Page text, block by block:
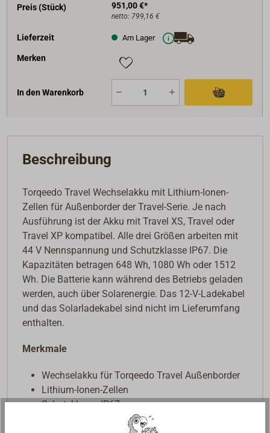
Preis (Stück)
951,00 €*
netto: 799,16 €
Lieferzeit Am Lager
Merken
In den Warenkorb
Beschreibung
Torqeedo Travel Wechselakku mit Lithium-Ionen-
Zellen für Außenborder der Travel-Serie. Je nach
Ausführung ist der Akku mit Travel XS, Travel oder
Travel XP kompatibel. Alle drei Größen arbeiten mit
44 V Nennspannung und Schutzklasse IP67. Die
Kapazitäten betragen 648 Wh, 1080 Wh oder 1512
Wh. Die Batterie kann während des Betriebs geladen
werden, auch über Solarenergie. Das 12-V-Ladekabel
und das Solarladekabel sind nicht im Lieferumfang
enthalten.
Merkmale
Wechselakku für Torqeedo Travel Außenborder
Lithium-Ionen-Zellen
Schutzklasse IP67
Nennspannung 44 V